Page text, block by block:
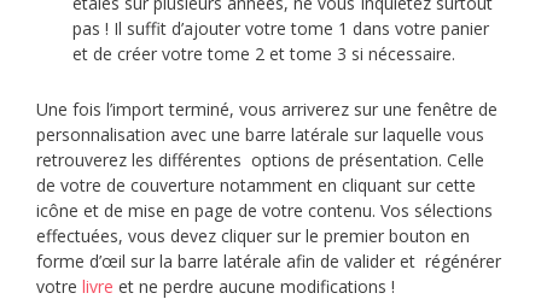
pas ! Il suffit d’ajouter votre tome 1 dans votre panier
et de créer votre tome 2 et tome 3 si nécessaire.
Une fois l’import terminé, vous arriverez sur une fenêtre de
personnalisation avec une barre latérale sur laquelle vous
retrouverez les différentes options de présentation. Celle
de votre de couverture notamment en cliquant sur cette
icône et de mise en page de votre contenu. Vos sélections
effectuées, vous devez cliquer sur le premier bouton en
forme d’œil sur la barre latérale afin de valider et régénérer
votre livre et ne perdre aucune modifications !